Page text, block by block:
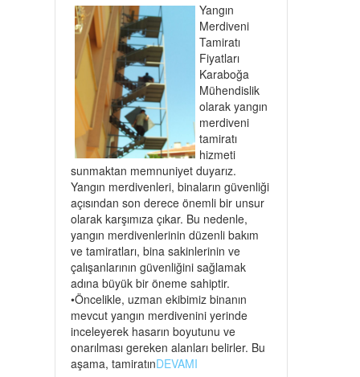
Yangın
Merdiveni
Tamiratı
Fiyatları
Karaboğa
Mühendislik
olarak yangın
merdiveni
tamiratı
hizmeti
sunmaktan memnuniyet duyarız.
Yangın merdivenleri, binaların güvenliği
açısından son derece önemli bir unsur
olarak karşımıza çıkar. Bu nedenle,
yangın merdivenlerinin düzenli bakım
ve tamiratları, bina sakinlerinin ve
çalışanlarının güvenliğini sağlamak
adına büyük bir öneme sahiptir.
•Öncelikle, uzman ekibimiz binanın
mevcut yangın merdivenini yerinde
inceleyerek hasarın boyutunu ve
onarılması gereken alanları belirler. Bu
aşama, tamiratınDEVAMI